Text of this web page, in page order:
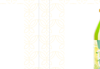
Add to cart